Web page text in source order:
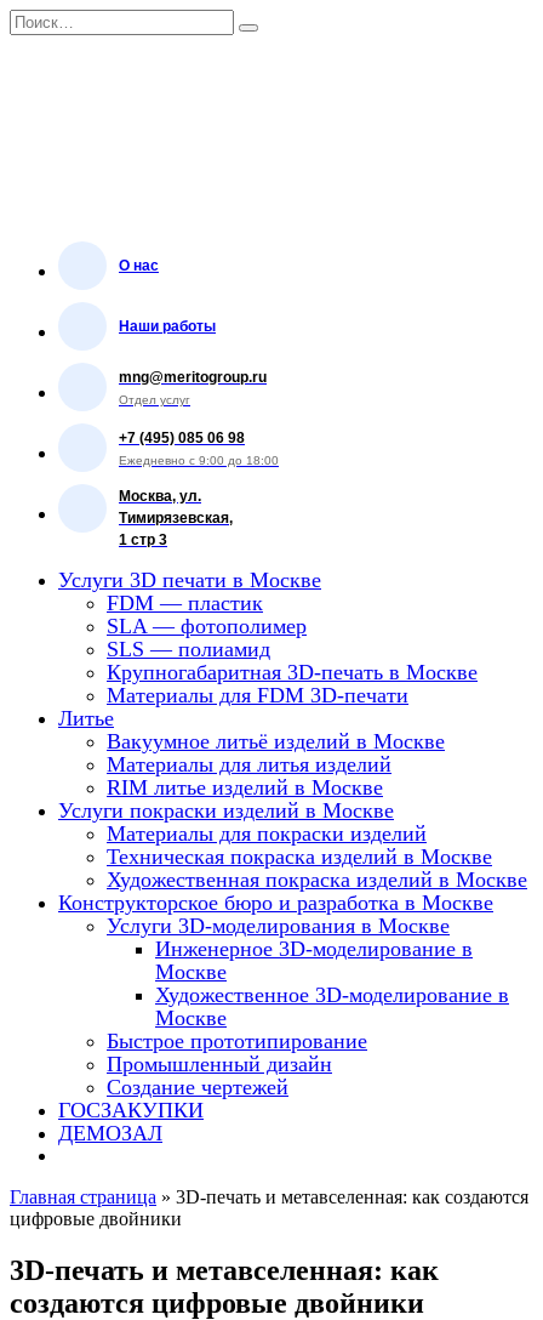
Перейти
к
Search
for:
О нас
Наши работы
mng@meritogroup.ru
Отдел услуг
+7 (495) 085 06 98
Ежедневно с 9:00 до 18:00
Москва, ул.
Тимирязевская,
1 стр 3
Услуги 3D печати в Москве
FDM — пластик
SLA — фотополимер
SLS — полиамид
Крупногабаритная 3D-печать в Москве
Материалы для FDM 3D-печати
Литье
Вакуумное литьё изделий в Москве
Материалы для литья изделий
RIM литье изделий в Москве
Услуги покраски изделий в Москве
Материалы для покраски изделий
Техническая покраска изделий в Москве
Художественная покраска изделий в Москве
Конструкторское бюро и разработка в Москве
Услуги 3D-моделирования в Москве
Инженерное 3D-моделирование в
Москве
Художественное 3D-моделирование в
Москве
Быстрое прототипирование
Промышленный дизайн
Создание чертежей
ГОСЗАКУПКИ
ДЕМОЗАЛ
Главная страница » 3D-печать и метавселенная: как создаются
цифровые двойники
3D-печать и метавселенная: как
создаются цифровые двойники